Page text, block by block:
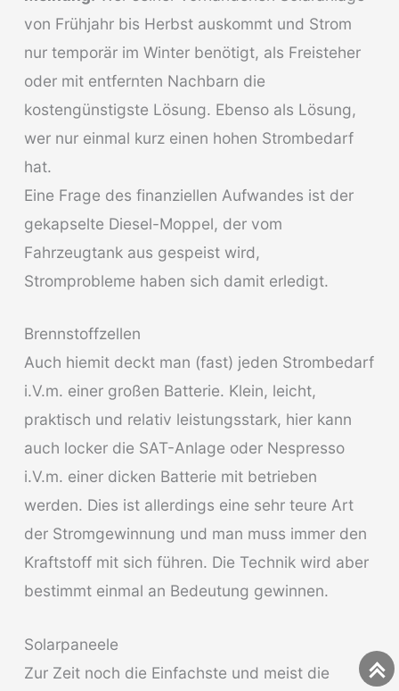
von Frühjahr bis Herbst auskommt und Strom
nur temporär im Winter benötigt, als Freisteher
oder mit entfernten Nachbarn die
kostengünstigste Lösung. Ebenso als Lösung,
wer nur einmal kurz einen hohen Strombedarf
hat.
Eine Frage des finanziellen Aufwandes ist der
gekapselte Diesel-Moppel, der vom
Fahrzeugtank aus gespeist wird,
Stromprobleme haben sich damit erledigt.
Brennstoffzellen
Auch hiemit deckt man (fast) jeden Strombedarf
i.V.m. einer großen Batterie. Klein, leicht,
praktisch und relativ leistungsstark, hier kann
auch locker die SAT-Anlage oder Nespresso
i.V.m. einer dicken Batterie mit betrieben
werden. Dies ist allerdings eine sehr teure Art
der Stromgewinnung und man muss immer den
Kraftstoff mit sich führen. Die Technik wird aber
bestimmt einmal an Bedeutung gewinnen.
Solarpaneele
Zur Zeit noch die Einfachste und meist die